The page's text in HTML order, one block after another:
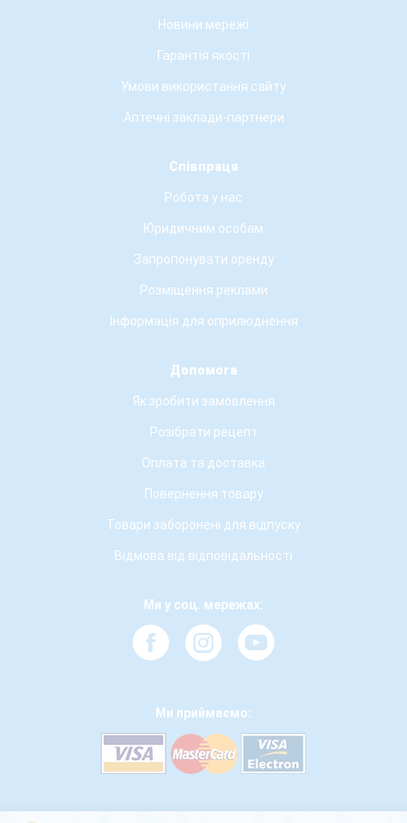
Новини мережі
Гарантія якості
Умови використання сайту
Аптечні заклади-партнери
Співпраця
Робота у нас
Юридичним особам
Запропонувати оренду
Розміщення реклами
Інформація для оприлюднення
Допомога
Як зробити замовлення
Розібрати рецепт
Оплата та доставка
Повернення товару
Товари заборонені для відпуску
Відмова від відповідальності
Ми у соц. мережах:
Ми приймаємо: